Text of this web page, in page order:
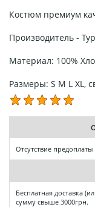
Костюм премиум
Производитель -
Материал: 100%
Размеры: S M L XL,
Отсутствие предоплаты
Бесплатная доставка
сумму свыше 3000грн.